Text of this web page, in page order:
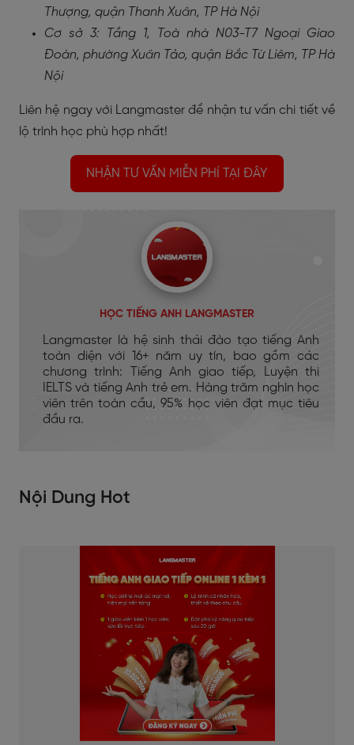
Thượng, quận Thanh Xuân, TP Hà Nội
Cơ sở 3: Tầng 1, Toà nhà N03-T7 Ngoại Giao
Đoàn, phường Xuân Tảo, quận Bắc Từ Liêm, TP Hà
Nội
Liên hệ ngay với Langmaster để nhận tư vấn chi tiết về
lộ trình học phù hợp nhất!
NHẬN TƯ VẤN MIỄN PHÍ TẠI ĐÂY
HỌC TIẾNG ANH LANGMASTER
Langmaster là hệ sinh thái đào tạo tiếng Anh
toàn diện với 16+ năm uy tín, bao gồm các
chương trình: Tiếng Anh giao tiếp, Luyện thi
IELTS và tiếng Anh trẻ em. Hàng trăm nghìn học
viên trên toàn cầu, 95% học viên đạt mục tiêu
đầu ra.
Nội Dung Hot